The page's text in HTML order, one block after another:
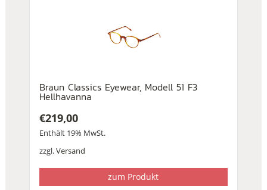
Braun Classics Eyewear, Modell 51 F3
Hellhavanna
€219,00
Enthält 19% MwSt.
zzgl.Versand
zum Produkt